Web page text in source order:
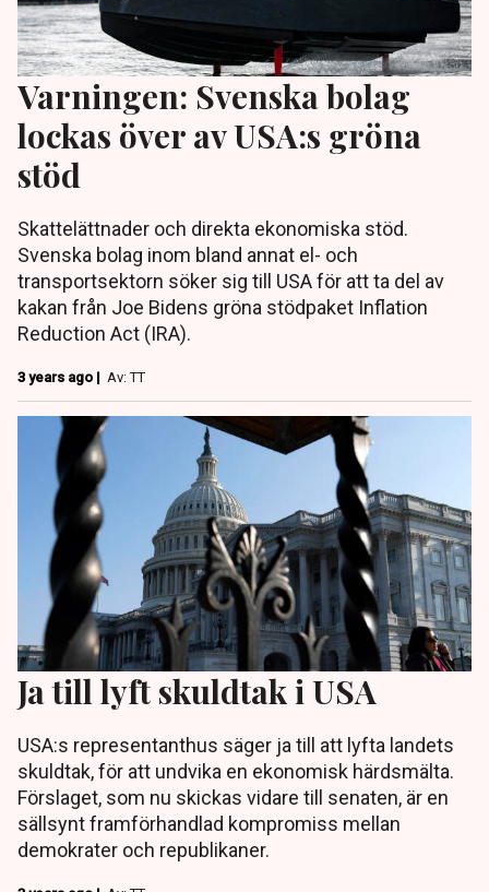
Varningen: Svenska bolag
lockas över av USA:s gröna
stöd
Skattelättnader och direkta ekonomiska stöd.
Svenska bolag inom bland annat el- och
transportsektorn söker sig till USA för att ta del av
kakan från Joe Bidens gröna stödpaket Inflation
Reduction Act (IRA).
3 years ago | Av: TT
Ja till lyft skuldtak i USA
USA:s representanthus säger ja till att lyfta landets
skuldtak, för att undvika en ekonomisk härdsmälta.
Förslaget, som nu skickas vidare till senaten, är en
sällsynt framförhandlad kompromiss mellan
demokrater och republikaner.